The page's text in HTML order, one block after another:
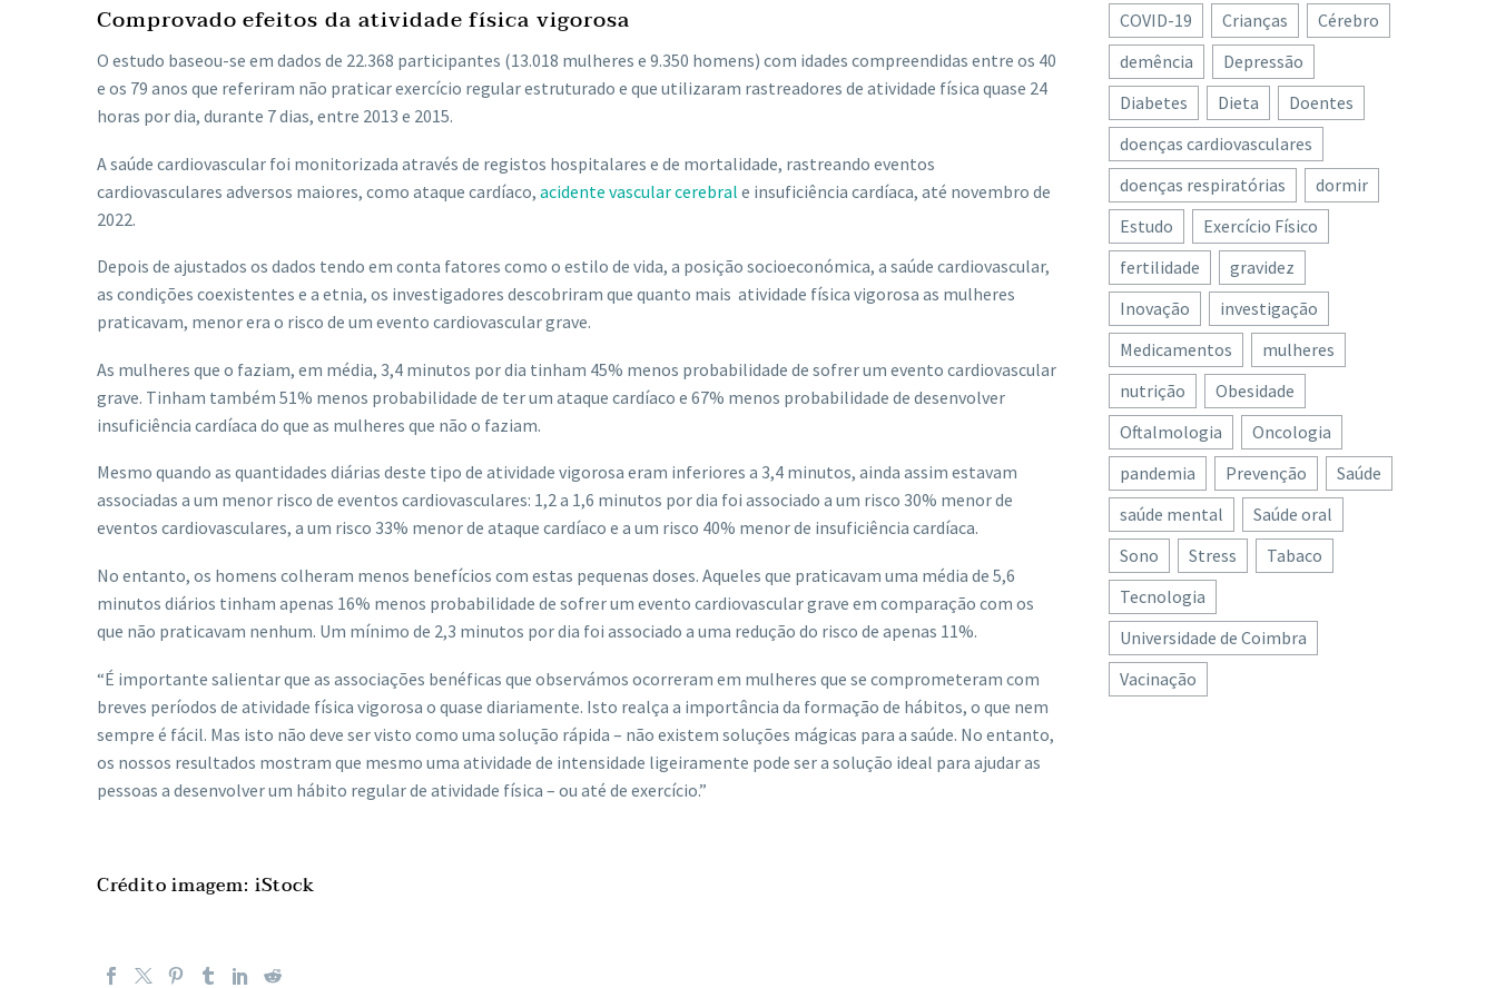
Comprovado efeitos da atividade física vigorosa
O estudo baseou-se em dados de 22.368 participantes (13.018 mulheres e 9.350 homens) com idades compreendidas entre os 40
e os 79 anos que referiram não praticar exercício regular estruturado e que utilizaram rastreadores de atividade física quase 24
horas por dia, durante 7 dias, entre 2013 e 2015.
A saúde cardiovascular foi monitorizada através de registos hospitalares e de mortalidade, rastreando eventos
cardiovasculares adversos maiores, como ataque cardíaco, acidente vascular cerebral e insuficiência cardíaca, até novembro de
2022.
Depois de ajustados os dados tendo em conta fatores como o estilo de vida, a posição socioeconómica, a saúde cardiovascular,
as condições coexistentes e a etnia, os investigadores descobriram que quanto mais atividade física vigorosa as mulheres
praticavam, menor era o risco de um evento cardiovascular grave.
As mulheres que o faziam, em média, 3,4 minutos por dia tinham 45% menos probabilidade de sofrer um evento cardiovascular
grave. Tinham também 51% menos probabilidade de ter um ataque cardíaco e 67% menos probabilidade de desenvolver
insuficiência cardíaca do que as mulheres que não o faziam.
Mesmo quando as quantidades diárias deste tipo de atividade vigorosa eram inferiores a 3,4 minutos, ainda assim estavam
associadas a um menor risco de eventos cardiovasculares: 1,2 a 1,6 minutos por dia foi associado a um risco 30% menor de
eventos cardiovasculares, a um risco 33% menor de ataque cardíaco e a um risco 40% menor de insuficiência cardíaca.
No entanto, os homens colheram menos benefícios com estas pequenas doses. Aqueles que praticavam uma média de 5,6
minutos diários tinham apenas 16% menos probabilidade de sofrer um evento cardiovascular grave em comparação com os
que não praticavam nenhum. Um mínimo de 2,3 minutos por dia foi associado a uma redução do risco de apenas 11%.
“É importante salientar que as associações benéficas que observámos ocorreram em mulheres que se comprometeram com
breves períodos de atividade física vigorosa o quase diariamente. Isto realça a importância da formação de hábitos, o que nem
sempre é fácil. Mas isto não deve ser visto como uma solução rápida – não existem soluções mágicas para a saúde. No entanto,
os nossos resultados mostram que mesmo uma atividade de intensidade ligeiramente pode ser a solução ideal para ajudar as
pessoas a desenvolver um hábito regular de atividade física – ou até de exercício.”
Crédito imagem: iStock
COVID-19
Crianças
Cérebro
demência
Depressão
Diabetes
Dieta
Doentes
doenças cardiovasculares
doenças respiratórias
dormir
Estudo
Exercício Físico
fertilidade
gravidez
Inovação
investigação
Medicamentos
mulheres
nutrição
Obesidade
Oftalmologia
Oncologia
pandemia
Prevenção
Saúde
saúde mental
Saúde oral
Sono
Stress
Tabaco
Tecnologia
Universidade de Coimbra
Vacinação